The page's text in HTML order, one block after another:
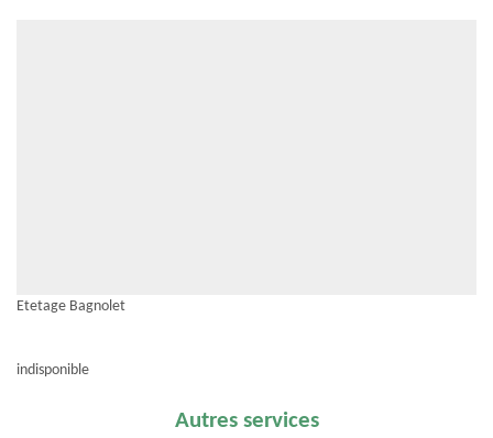
Etetage Bagnolet
indisponible
Autres services